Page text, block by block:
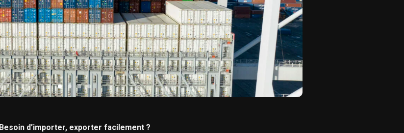
Besoin d’importer, exporter facilement ?